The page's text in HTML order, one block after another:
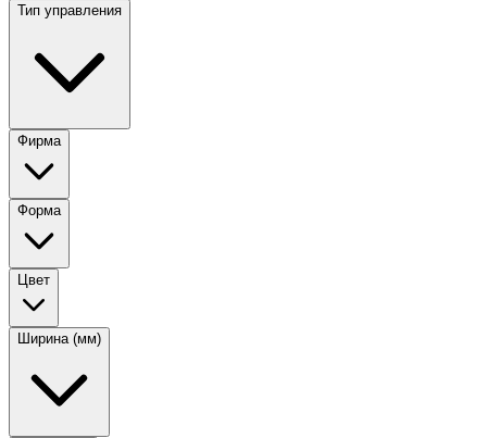
Тип управления
Фирма
Форма
Цвет
Ширина (мм)